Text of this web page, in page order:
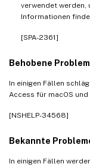
verwendet werden,
Informationen
[SPA-2361]
Behobene
In einigen Fällen
Access für macOS und
[NSHELP-34568]
Bekannte
In einigen Fällen